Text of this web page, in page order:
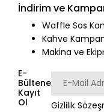
İndirim ve
Waffle Sos
Kahve
Makina ve
E-
Bültene
Kayıt
Ol
Gizlilik